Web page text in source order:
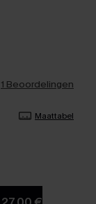
1 Beoordelingen
Maattabel